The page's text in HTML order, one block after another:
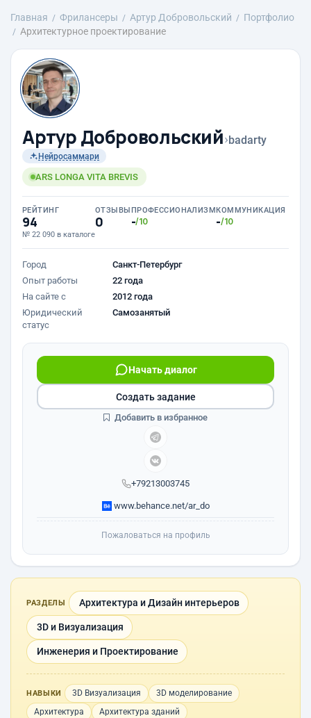
Главная Фрилансеры Артур Добровольский
Портфолио
Архитектурное проектирование
Артур Добровольский›badarty
Нейросаммари
ARS LONGA VITA BREVIS
РЕЙТИНГ
94
№ 22 090 в каталоге
ОТЗЫВЫ
0
ПРОФЕССИОНАЛИЗМ
-/10
КОММУНИКАЦИЯ
-/10
Город
Санкт-Петербург
Опыт работы
22 года
На сайте с
2012 года
Юридический
статус
Самозанятый
+79213003745
Начать диалог
www.behance.net/ar_do
Создать задание
Добавить в избранное
Пожаловаться на профиль
РАЗДЕЛЫ Архитектура и Дизайн интерьеров
3D и Визуализация
Инженерия и Проектирование
НАВЫКИ 3D Визуализация
3D моделирование
Архитектура
Архитектура зданий